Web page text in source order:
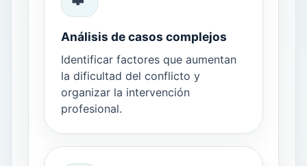
Análisis de casos complejos
Identificar factores que aumentan
la dificultad del conflicto y
organizar la intervención
profesional.